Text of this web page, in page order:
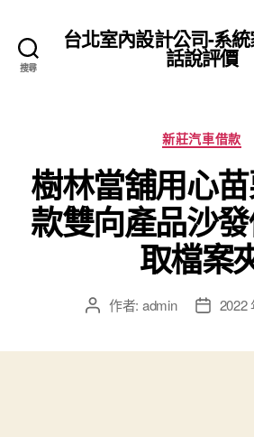
搜尋
台北室內設計公司-系
話說評價
分
類
新莊汽車借款
樹林當舖用心
款雙向產品沙
取檔案
文 作者: admin
文 2022